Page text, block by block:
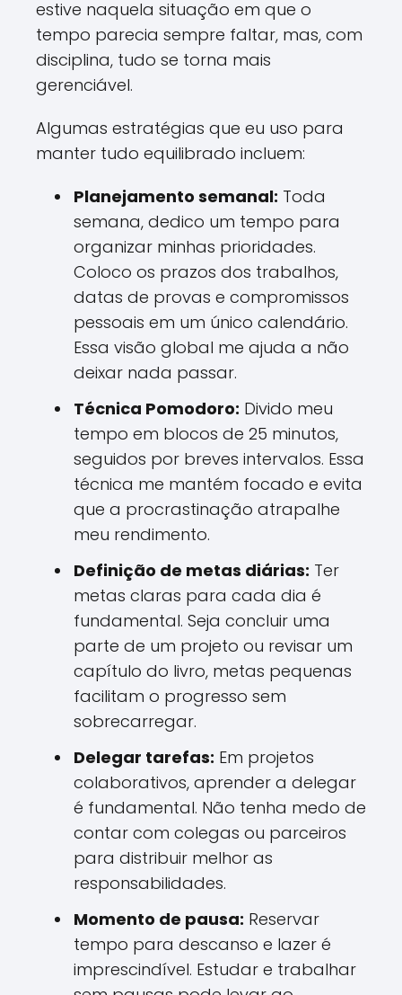
estive naquela situação em que o
tempo parecia sempre faltar, mas, com
disciplina, tudo se torna mais
gerenciável.
Algumas estratégias que eu uso para
manter tudo equilibrado incluem:
Planejamento semanal: Toda
semana, dedico um tempo para
organizar minhas prioridades.
Coloco os prazos dos trabalhos,
datas de provas e compromissos
pessoais em um único calendário.
Essa visão global me ajuda a não
deixar nada passar.
Técnica Pomodoro: Divido meu
tempo em blocos de 25 minutos,
seguidos por breves intervalos. Essa
técnica me mantém focado e evita
que a procrastinação atrapalhe
meu rendimento.
Definição de metas diárias: Ter
metas claras para cada dia é
fundamental. Seja concluir uma
parte de um projeto ou revisar um
capítulo do livro, metas pequenas
facilitam o progresso sem
sobrecarregar.
Delegar tarefas: Em projetos
colaborativos, aprender a delegar
é fundamental. Não tenha medo de
contar com colegas ou parceiros
para distribuir melhor as
responsabilidades.
Momento de pausa: Reservar
tempo para descanso e lazer é
imprescindível. Estudar e trabalhar